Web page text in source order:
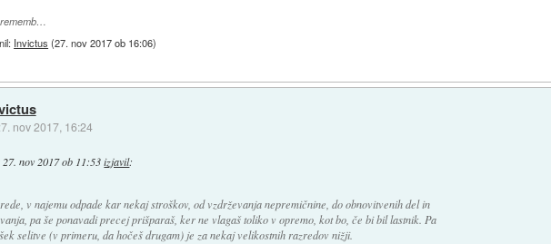
Invictus (27. nov 2017 ob 16:06)
nov 2017, 16:24
27. nov 2017 ob 11:53 izjavil:
v najemu odpade kar nekaj stroškov, od vzdrževanja nepremičnine, do obnovitvenih del in
pa še ponavadi precej prišparaš, ker ne vlagaš toliko v opremo, kot bo, če bi bil lastnik. Pa
selitve (v primeru, da hočeš drugam) je za nekaj velikostnih razredov nižji.